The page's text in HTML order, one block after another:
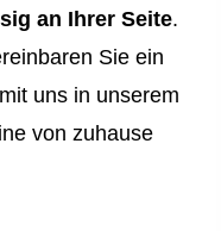
an Ihrer Seite.
Sie ein
uns in unserem
von zuhause